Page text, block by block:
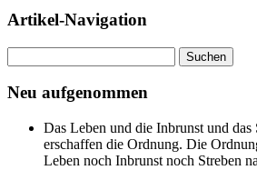
Artikel-Navigation
nach:
Neu aufgenommen
Das Leben und die Inbrunst und das
erschaffen die Ordnung. Die
Leben noch Inbrunst noch Streben